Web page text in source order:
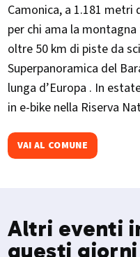
Camonica, a 1.181
per chi ama la
oltre 50 km di piste da
Superpanoramica del
lunga d’Europa . In
in e-bike nella Riserva
sport, natura e relax.​
VAI AL COMUNE
Altri eventi
questi giorni